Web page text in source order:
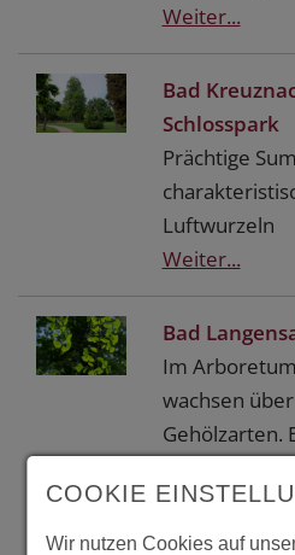
Weiter...
Bad
Schlosspark
Prächtige
Luftwurzeln
Weiter...
Bad
Im
wachsen
Gehölzarten.
verschiedener
Weiter...
COOKIE
Wir nutzen Cookies auf